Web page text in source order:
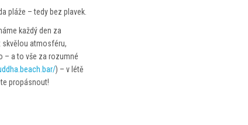
pláže – tedy bez plavek.
každý den za
skvělou atmosféru,
– a to vše za rozumné
) – v létě
propásnout!